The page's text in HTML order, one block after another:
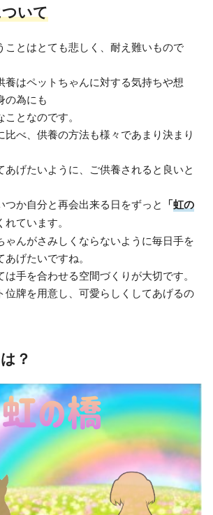
いて
ことはとても悲しく、耐え難いもので
養はペットちゃんに対する気持ちや想
の為にも
となのです。
比べ、供養の方法も様々であまり決まり
あげたいように、ご供養されると良いと
つか自分と再会出来る日をずっと 「虹の
ています。
ゃんがさみしくならないように毎日手を
げたいですね。
手を合わせる空間づくりが大切です。
位牌を用意し、可愛らしくしてあげるの
？